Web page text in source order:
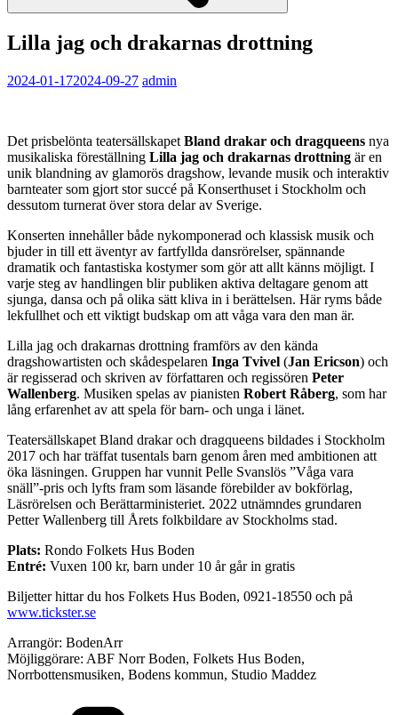
Lilla jag och drakarnas drottning
2024-01-172024-09-27 admin
Det prisbelönta teatersällskapet Bland drakar och dragqueens nya
musikaliska föreställning Lilla jag och drakarnas drottning är en
unik blandning av glamorös dragshow, levande musik och interaktiv
barnteater som gjort stor succé på Konserthuset i Stockholm och
dessutom turnerat över stora delar av Sverige.
Konserten innehåller både nykomponerad och klassisk musik och
bjuder in till ett äventyr av fartfyllda dansrörelser, spännande
dramatik och fantastiska kostymer som gör att allt känns möjligt. I
varje steg av handlingen blir publiken aktiva deltagare genom att
sjunga, dansa och på olika sätt kliva in i berättelsen. Här ryms både
lekfullhet och ett viktigt budskap om att våga vara den man är.
Lilla jag och drakarnas drottning framförs av den kända
dragshowartisten och skådespelaren Inga Tvivel (Jan Ericson) och
är regisserad och skriven av författaren och regissören Peter
Wallenberg. Musiken spelas av pianisten Robert Råberg, som har
lång erfarenhet av att spela för barn- och unga i länet.
Teatersällskapet Bland drakar och dragqueens bildades i Stockholm
2017 och har träffat tusentals barn genom åren med ambitionen att
öka läsningen. Gruppen har vunnit Pelle Svanslös ”Våga vara
snäll”-pris och lyfts fram som läsande förebilder av bokförlag,
Läsrörelsen och Berättarministeriet. 2022 utnämndes grundaren
Petter Wallenberg till Årets folkbildare av Stockholms stad.
Plats: Rondo Folkets Hus Boden
Entré: Vuxen 100 kr, barn under 10 år går in gratis
Biljetter hittar du hos Folkets Hus Boden, 0921-18550 och på
www.tickster.se
Arrangör: BodenArr
Möjliggörare: ABF Norr Boden, Folkets Hus Boden,
Norrbottensmusiken, Bodens kommun, Studio Maddez